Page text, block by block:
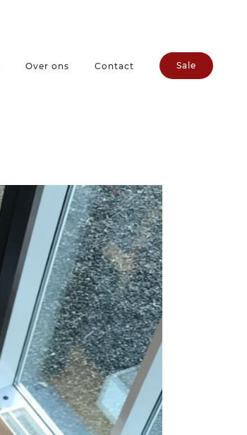
Over ons Contact Sale